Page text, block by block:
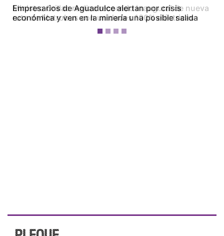
Empresarios de Aguadulce alertan por crisis
económica y ven en la minería una posible salida